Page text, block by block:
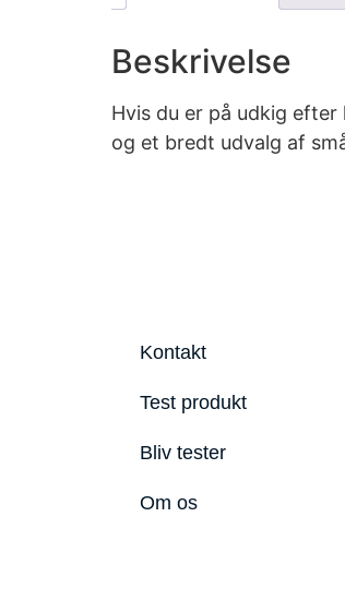
Beskrivelse
Hvis du er på udkig efter
og et bredt udvalg af
Kontakt
Test produkt
Bliv tester
Om os